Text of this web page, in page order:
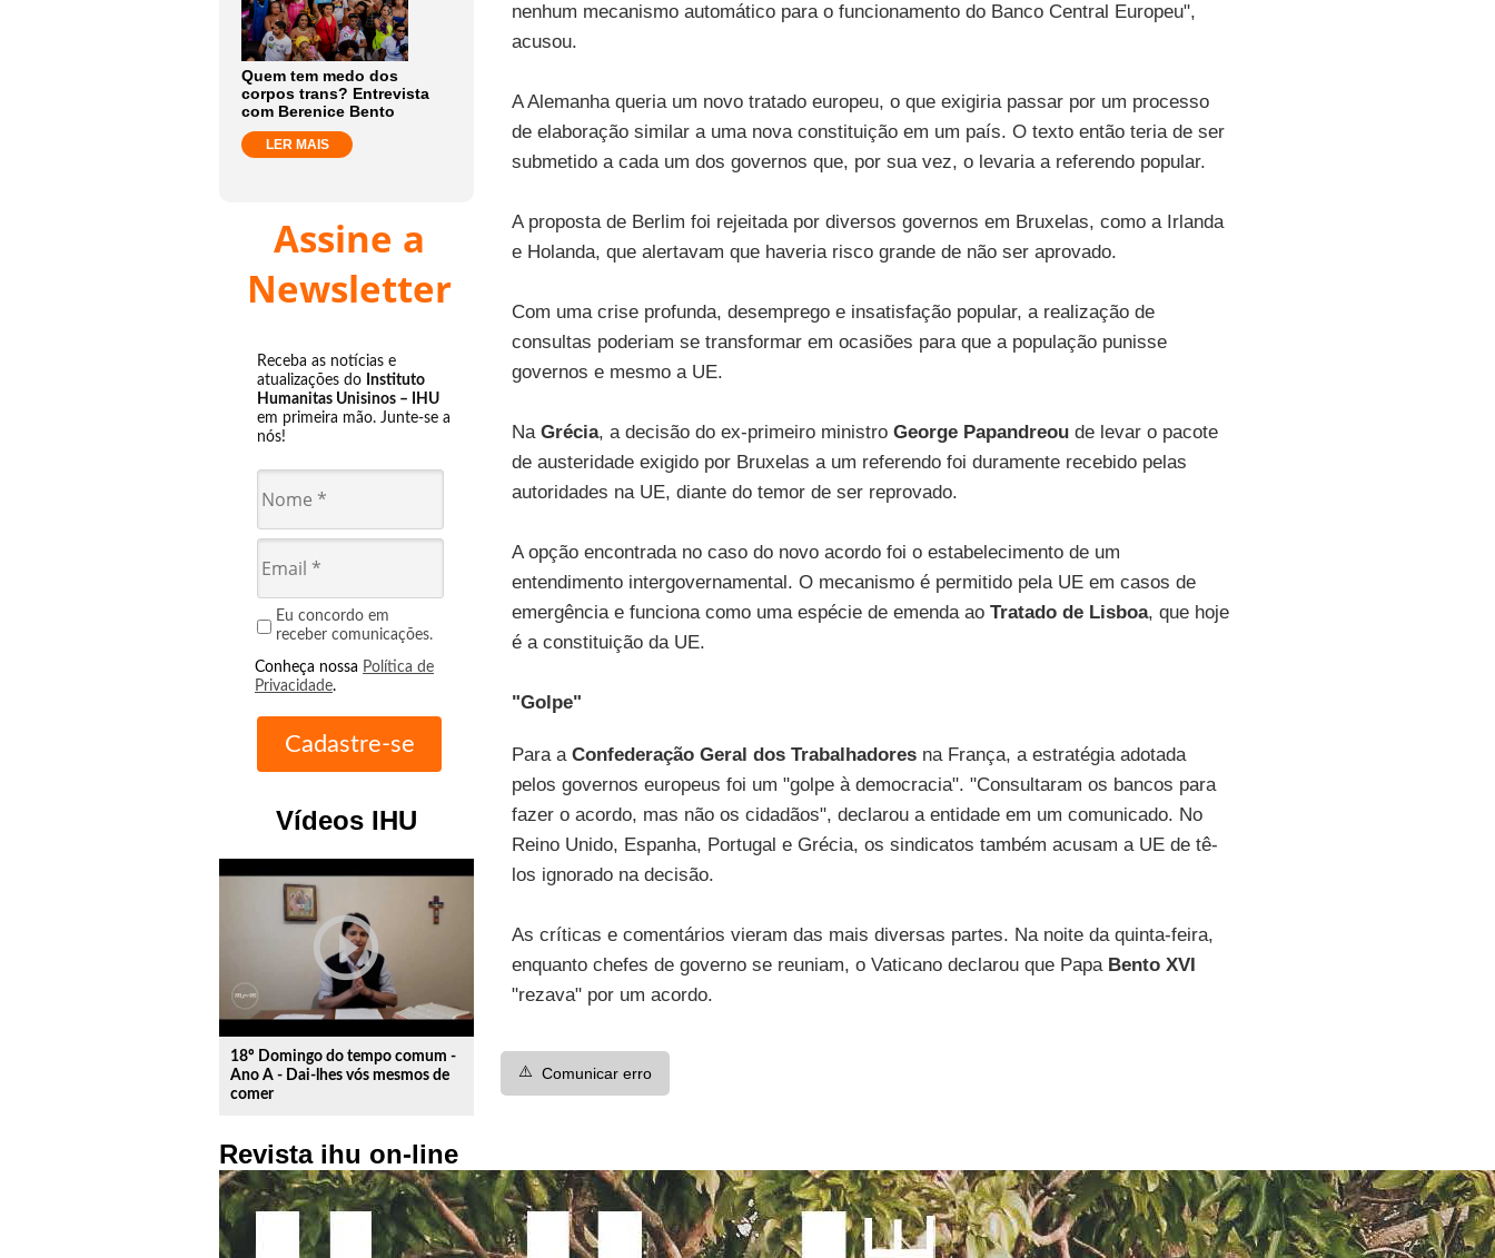
Quem tem medo dos
corpos trans? Entrevista
com Berenice Bento
LER MAIS
Assine a
Newsletter
Receba as notícias e
atualizações do Instituto
Humanitas Unisinos – IHU
em primeira mão. Junte-se a
nós!
Eu concordo em
receber comunicações.
Conheça nossa Política de
Privacidade.
Vídeos IHU
play_circle_outline
18º Domingo do tempo comum -
Ano A - Dai-lhes vós mesmos de
comer
Revista ihu on-line
nenhum mecanismo automático para o funcionamento do Banco Central Europeu",
acusou.
A Alemanha queria um novo tratado europeu, o que exigiria passar por um processo
de elaboração similar a uma nova constituição em um país. O texto então teria de ser
submetido a cada um dos governos que, por sua vez, o levaria a referendo popular.
A proposta de Berlim foi rejeitada por diversos governos em Bruxelas, como a Irlanda
e Holanda, que alertavam que haveria risco grande de não ser aprovado.
Com uma crise profunda, desemprego e insatisfação popular, a realização de
consultas poderiam se transformar em ocasiões para que a população punisse
governos e mesmo a UE.
Na Grécia, a decisão do ex-primeiro ministro George Papandreoude levar o pacote
de austeridade exigido por Bruxelas a um referendo foi duramente recebido pelas
autoridades na UE, diante do temor de ser reprovado.
A opção encontrada no caso do novo acordo foi o estabelecimento de um
entendimento intergovernamental. O mecanismo é permitido pela UE em casos de
emergência e funciona como uma espécie de emenda ao Tratado de Lisboa, que hoje
é a constituição da UE.
"Golpe"
Para a Confederação Geral dos Trabalhadoresna França, a estratégia adotada
pelos governos europeus foi um "golpe à democracia". "Consultaram os bancos para
fazer o acordo, mas não os cidadãos", declarou a entidade em um comunicado. No
Reino Unido, Espanha, Portugal e Grécia, os sindicatos também acusam a UE de tê-
los ignorado na decisão.
As críticas e comentários vieram das mais diversas partes. Na noite da quinta-feira,
enquanto chefes de governo se reuniam, o Vaticano declarou que Papa Bento XVI
"rezava" por um acordo.
⚠️ Comunicar erro